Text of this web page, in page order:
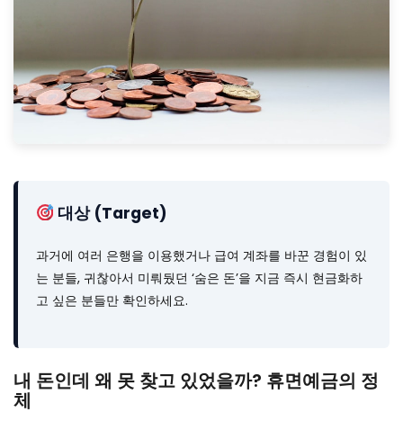
대상 (Target)
과거에 여러 은행을 이용했거나 급여 계좌를 바꾼 경험이 있
는 분들, 귀찮아서 미뤄뒀던 ‘숨은 돈’을 지금 즉시 현금화하
고 싶은 분들만 확인하세요.
내 돈인데 왜 못 찾고 있었을까? 휴면예금의 정
체